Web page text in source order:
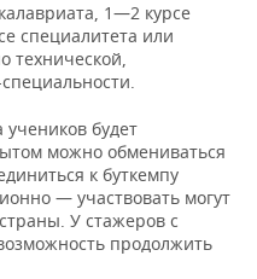
1—2 курсе
специалитета или
технической,
будет
можно обмениваться
к буткемпу
— участвовать могут
У стажеров с
продолжить